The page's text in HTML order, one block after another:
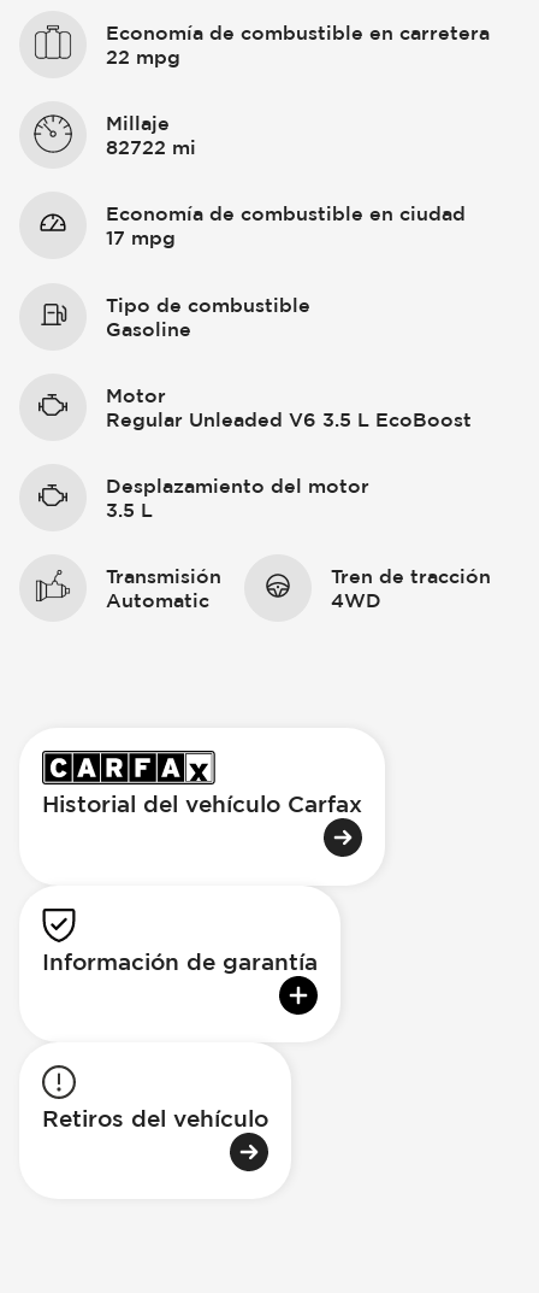
Economía de combustible en carretera
22 mpg
Millaje
82722 mi
Economía de combustible en ciudad
17 mpg
Tipo de combustible
Gasoline
Motor
Regular Unleaded V6 3.5 L EcoBoost
Desplazamiento del motor
3.5 L
Transmisión
Automatic
Tren de tracción
4WD
Historial del vehículo Carfax
Información de garantía
Retiros del vehículo